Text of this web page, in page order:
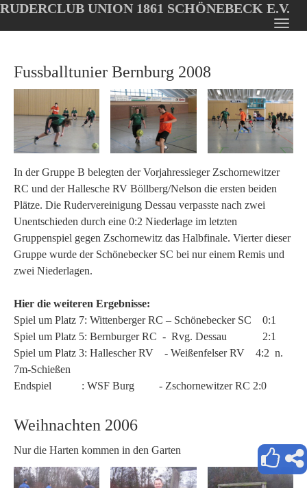
Oops, an error occurred! Code: 202608051531366649905d
main
content
RUDERCLUB UNION 1861 SCHÖNEBECK E.V.
Fussballtunier Bernburg 2008
In der Gruppe B belegten der Vorjahressieger Zschornewitzer
RC und der Hallesche RV Böllberg/Nelson die ersten beiden
Plätze. Die Rudervereinigung Dessau verpasste nach zwei
Unentschieden durch eine 0:2 Niederlage im letzten
Gruppenspiel gegen Zschornewitz das Halbfinale. Vierter dieser
Gruppe wurde der Schönebecker SC bei nur einem Remis und
zwei Niederlagen.
Hier die weiteren Ergebnisse:
Spiel um Platz 7: Wittenberger RC – Schönebecker SC 0:1
Spiel um Platz 5: Bernburger RC - Rvg. Dessau 2:1
Spiel um Platz 3: Hallescher RV - Weißenfelser RV 4:2 n.
7m-Schießen
Endspiel : WSF Burg - Zschornewitzer RC 2:0
Weihnachten 2006
Nur die Harten kommen in den Garten